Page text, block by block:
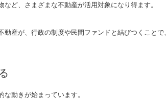
ど、さまざまな不動産が活用対象になり得ます。
産が、行政の制度や民間ファンドと結びつくこと
動きが始まっています。